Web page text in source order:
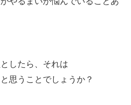
したら、それは
と思うことでしょうか？